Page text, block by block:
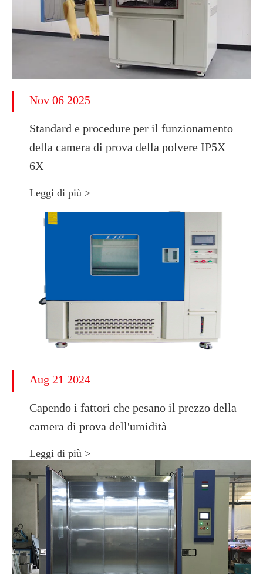
Nov 06 2025
Standard e procedure per il funzionamento
della camera di prova della polvere IP5X
6X
Leggi di più >
Aug 21 2024
Capendo i fattori che pesano il prezzo della
camera di prova dell'umidità
Leggi di più >